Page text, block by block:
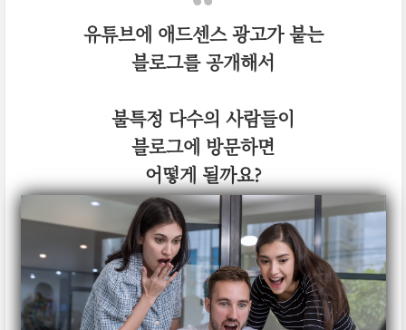
유튜브에 애드센스 광고가 붙는
블로그를 공개해서
불특정 다수의 사람들이
블로그에 방문하면
어떻게 될까요?